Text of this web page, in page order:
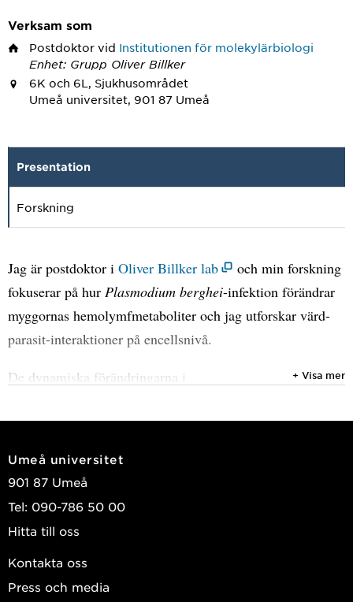
Verksam som
Postdoktor vid Institutionen för molekylärbiologi
Enhet: Grupp Oliver Billker
6K och 6L, Sjukhusområdet
Umeå universitet, 901 87 Umeå
Presentation
Forskning
Jag är postdoktor i Oliver Billker lab
och min forskning
fokuserar på hur Plasmodium berghei-infektion förändrar
myggornas hemolymfmetaboliter och jag utforskar värd-
parasit-interaktioner på encellsnivå.
De dynamiska förändringarna i
identifiera viktiga metaboliter för parasiten. Dessutom
celler, inklusive parasitens transkriptom, att ge djupare
Jag doktorerade vid Berns universitet, Schweiz, där jag
studerade värd-parasit-interaktioner i
parvum
, identifierade exporterade parasitproteiner och
+ Visa mer
Umeå universitet
901 87 Umeå
Tel: 090-786 50 00
Hitta till oss
Kontakta oss
Press och media